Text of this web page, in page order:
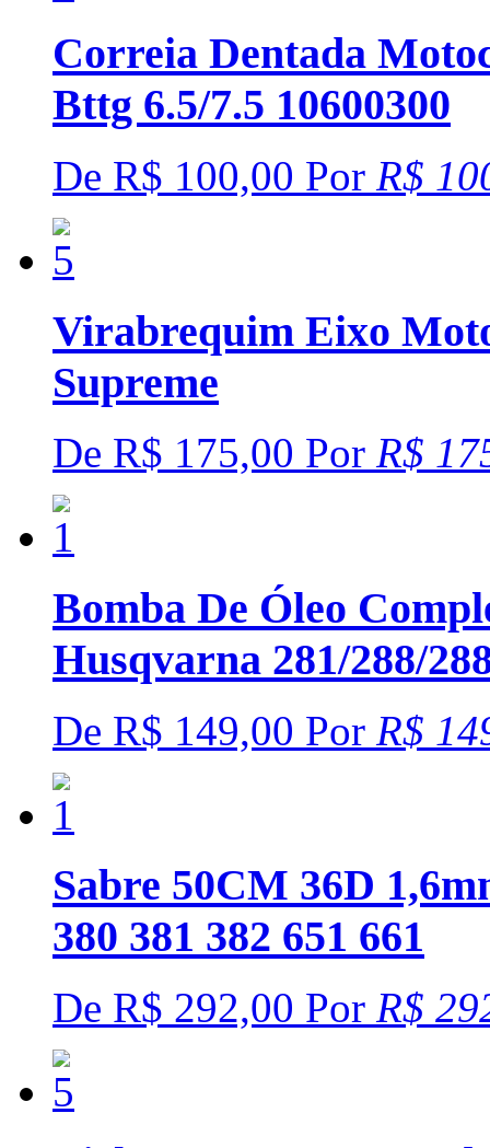
Correia Dentada
Bttg 6.5/7.5 10600300
De R$ 100,00 Por R$
Virabrequim Eixo
Supreme
De R$ 175,00 Por R$
Bomba De Óleo
Husqvarna 281/288/
De R$ 149,00 Por R$
Sabre 50CM 36D
380 381 382 651 661
De R$ 292,00 Por R$